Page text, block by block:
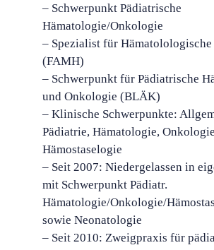
– Schwerpunkt Pädiatrische
Hämatologie/Onkologie
– Spezialist für
(FAMH)
– Schwerpunkt für Pädiatrische
und Onkologie (BLÄK)
– Klinische Schwerpunkte:
Pädiatrie, Hämatologie,
Hämostaselogie
– Seit 2007: Niedergelassen in
mit Schwerpunkt Pädiatr.
Hämatologie/Onkologie/
sowie Neonatologie
– Seit 2010: Zweigpraxis für